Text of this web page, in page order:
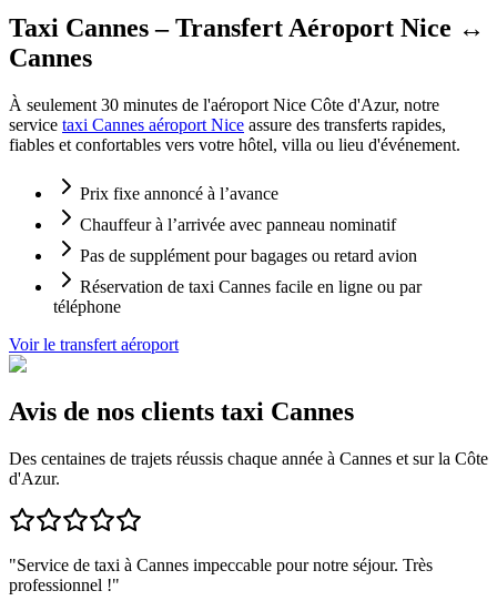
Taxi Cannes – Transfert Aéroport Nice ↔
Cannes
À seulement 30 minutes de l'aéroport Nice Côte d'Azur, notre
service taxi Cannes aéroport Nice assure des transferts rapides,
fiables et confortables vers votre hôtel, villa ou lieu d'événement.
Prix fixe annoncé à l’avance
Chauffeur à l’arrivée avec panneau nominatif
Pas de supplément pour bagages ou retard avion
Réservation de taxi Cannes facile en ligne ou par
téléphone
Voir le transfert aéroport
Avis de nos clients taxi Cannes
Des centaines de trajets réussis chaque année à Cannes et sur la Côte
d'Azur.
"Service de taxi à Cannes impeccable pour notre séjour. Très
professionnel !"